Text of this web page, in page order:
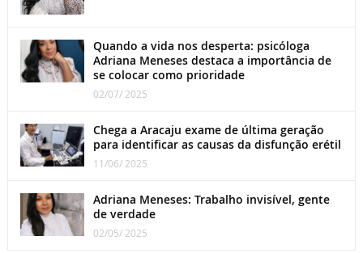
Quando a vida nos desperta: psicóloga
Adriana Meneses destaca a importância de
se colocar como prioridade
02/07/ 2025
Chega a Aracaju exame de última geração
para identificar as causas da disfunção erétil
11/06/ 2025
Adriana Meneses: Trabalho invisível, gente
de verdade
02/05/ 2025